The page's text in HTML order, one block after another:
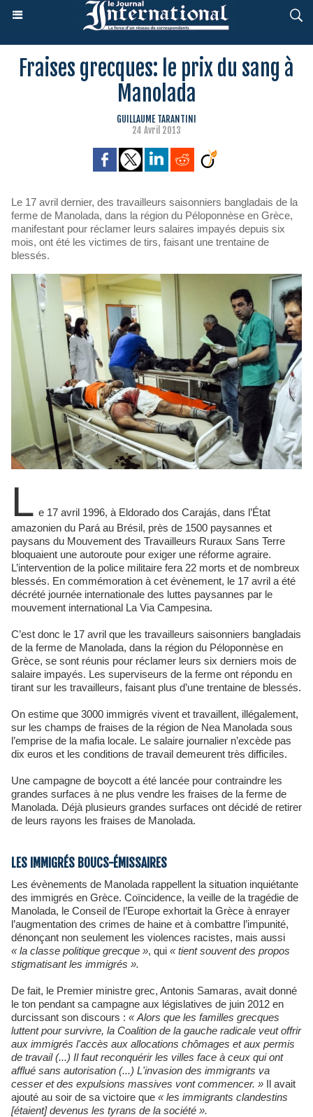
Fraises grecques: le prix du sang à
Manolada
GUILLAUME TARANTINI
24 Avril 2013
Le 17 avril dernier, des travailleurs saisonniers bangladais de la
ferme de Manolada, dans la région du Péloponnèse en Grèce,
manifestant pour réclamer leurs salaires impayés depuis six
mois, ont été les victimes de tirs, faisant une trentaine de
blessés.
L e 17 avril 1996, à Eldorado dos Carajás, dans l’État
amazonien du Pará au Brésil, près de 1500 paysannes et
paysans du Mouvement des Travailleurs Ruraux Sans Terre
bloquaient une autoroute pour exiger une réforme agraire.
L’intervention de la police militaire fera 22 morts et de nombreux
blessés. En commémoration à cet évènement, le 17 avril a été
décrété journée internationale des luttes paysannes par le
mouvement international La Via Campesina.
C’est donc le 17 avril que les travailleurs saisonniers bangladais
de la ferme de Manolada, dans la région du Péloponnèse en
Grèce, se sont réunis pour réclamer leurs six derniers mois de
salaire impayés. Les superviseurs de la ferme ont répondu en
tirant sur les travailleurs, faisant plus d’une trentaine de blessés.
On estime que 3000 immigrés vivent et travaillent, illégalement,
sur les champs de fraises de la région de Nea Manolada sous
l’emprise de la mafia locale. Le salaire journalier n’excède pas
dix euros et les conditions de travail demeurent très difficiles.
Une campagne de boycott a été lancée pour contraindre les
grandes surfaces à ne plus vendre les fraises de la ferme de
Manolada. Déjà plusieurs grandes surfaces ont décidé de retirer
de leurs rayons les fraises de Manolada.
LES IMMIGRÉS BOUCS-ÉMISSAIRES
Les évènements de Manolada rappellent la situation inquiétante
des immigrés en Grèce. Coïncidence, la veille de la tragédie de
Manolada, le Conseil de l’Europe exhortait la Grèce à enrayer
l’augmentation des crimes de haine et à combattre l’impunité,
dénonçant non seulement les violences racistes, mais aussi
« la classe politique grecque », qui « tient souvent des propos
stigmatisant les immigrés ».
De fait, le Premier ministre grec, Antonis Samaras, avait donné
le ton pendant sa campagne aux législatives de juin 2012 en
durcissant son discours : « Alors que les familles grecques
luttent pour survivre, la Coalition de la gauche radicale veut offrir
aux immigrés l'accès aux allocations chômages et aux permis
de travail (...) Il faut reconquérir les villes face à ceux qui ont
afflué sans autorisation (...) L'invasion des immigrants va
cesser et des expulsions massives vont commencer. » Il avait
ajouté au soir de sa victoire que « les immigrants clandestins
[étaient] devenus les tyrans de la société ».